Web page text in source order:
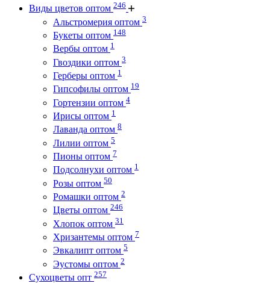
Виды цветов оптом 246
Альстромерия оптом 3
Букеты оптом 148
Вербы оптом 1
Гвоздики оптом 3
Герберы оптом 1
Гипсофилы оптом 19
Гортензии оптом 4
Ирисы оптом 1
Лаванда оптом 8
Лилии оптом 5
Пионы оптом 7
Подсолнухи оптом 1
Розы оптом 50
Ромашки оптом 2
Цветы оптом 246
Хлопок оптом 31
Хризантемы оптом 7
Эвкалипт оптом 5
Эустомы оптом 2
Сухоцветы опт 257